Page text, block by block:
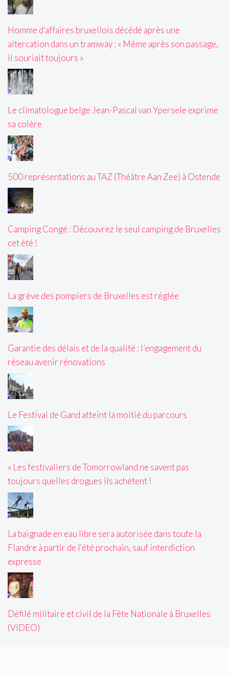
Homme d'affaires bruxellois décédé après une
altercation dans un tramway : « Même après son passage,
il souriait toujours »
Le climatologue belge Jean-Pascal van Ypersele exprime
sa colère
500 représentations au TAZ (Théâtre Aan Zee) à Ostende
Camping Congé : Découvrez le seul camping de Bruxelles
cet été !
La grève des pompiers de Bruxelles est réglée
Garantie des délais et de la qualité : l’engagement du
réseau avenir rénovations
Le Festival de Gand atteint la moitié du parcours
« Les festivaliers de Tomorrowland ne savent pas
toujours quelles drogues ils achètent !
La baignade en eau libre sera autorisée dans toute la
Flandre à partir de l'été prochain, sauf interdiction
expresse
Défilé militaire et civil de la Fête Nationale à Bruxelles
(VIDEO)